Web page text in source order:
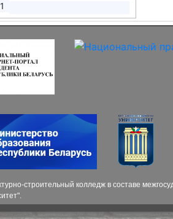
строительный колледж в составе